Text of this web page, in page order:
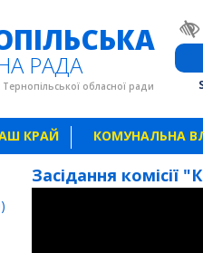
РАДА
обласної ради
КРАЙ КОМУНАЛЬНА
Засідання комісії